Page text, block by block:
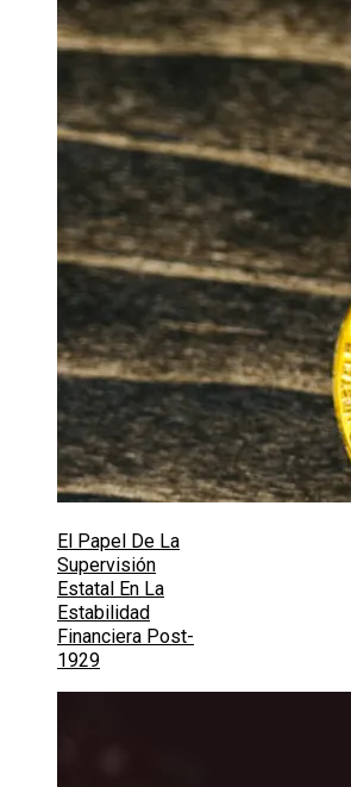
El Papel De La
Supervisión
Estatal En La
Estabilidad
Financiera Post-
1929